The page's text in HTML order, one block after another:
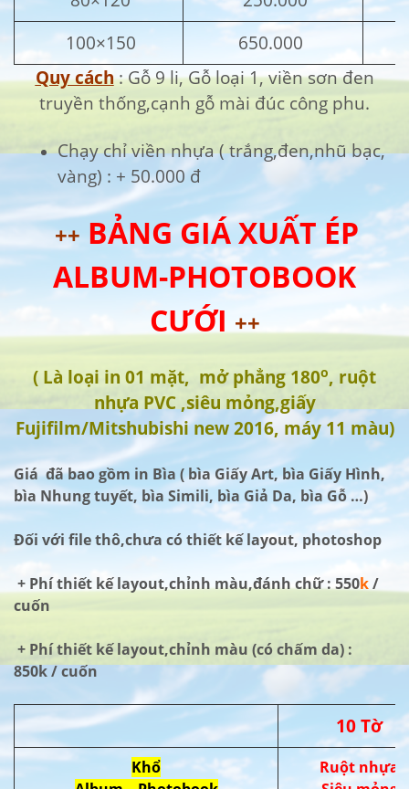
100×150
650.000
Quy cách: Gỗ 9 li, Gỗ loại 1, viền sơn đen
truyền thống,cạnh gỗ mài đúc công phu.
Chạy chỉ viền nhựa ( trắng,đen,nhũ bạc,
vàng) : + 50.000 đ
++ BẢNG GIÁ XUẤT ÉP
ALBUM-PHOTOBOOK
CƯỚI ++
( Là loại in 01 mặt, mở phẳng 180o, ruột
nhựa PVC ,siêu mỏng,giấy
Fujifilm/Mitshubishi new 2016, máy 11 màu)
Giá đã bao gồm in Bìa ( bìa Giấy Art, bìa Giấy Hình,
bìa Nhung tuyết, bìa Simili, bìa Giả Da, bìa Gỗ …)
Đối với file thô,chưa có thiết kế layout, photoshop
+ Phí thiết kế layout,chỉnh màu,đánh chữ : 550k/
cuốn
+ Phí thiết kế layout,chỉnh màu (có chấm da) :
850k / cuốn
10 Tờ
Khổ
Ruột nhựa